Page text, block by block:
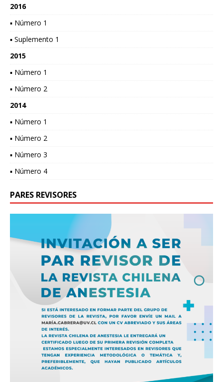
2016
▪ Número 1
▪ Suplemento 1
2015
▪ Número 1
▪ Número 2
2014
▪ Número 1
▪ Número 2
▪ Número 3
▪ Número 4
PARES REVISORES